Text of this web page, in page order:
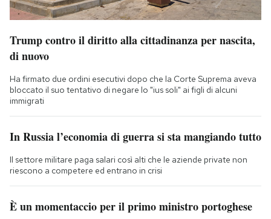
Trump contro il diritto alla cittadinanza per nascita,
di nuovo
Ha firmato due ordini esecutivi dopo che la Corte Suprema aveva
bloccato il suo tentativo di negare lo "ius soli" ai figli di alcuni
immigrati
In Russia l’economia di guerra si sta mangiando tutto
Il settore militare paga salari così alti che le aziende private non
riescono a competere ed entrano in crisi
È un momentaccio per il primo ministro portoghese